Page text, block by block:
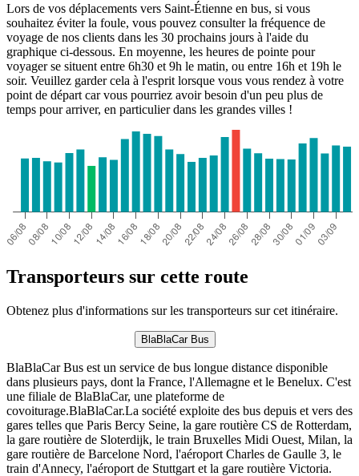
Lors de vos déplacements vers Saint-Étienne en bus, si vous
souhaitez éviter la foule, vous pouvez consulter la fréquence de
voyage de nos clients dans les 30 prochains jours à l'aide du
graphique ci-dessous. En moyenne, les heures de pointe pour
voyager se situent entre 6h30 et 9h le matin, ou entre 16h et 19h le
soir. Veuillez garder cela à l'esprit lorsque vous vous rendez à votre
point de départ car vous pourriez avoir besoin d'un peu plus de
temps pour arriver, en particulier dans les grandes villes !
Transporteurs sur cette route
Obtenez plus d'informations sur les transporteurs sur cet itinéraire.
BlaBlaCar Bus
BlaBlaCar Bus est un service de bus longue distance disponible
dans plusieurs pays, dont la France, l'Allemagne et le Benelux. C'est
une filiale de BlaBlaCar, une plateforme de
covoiturage.BlaBlaCar.La société exploite des bus depuis et vers des
gares telles que Paris Bercy Seine, la gare routière CS de Rotterdam,
la gare routière de Sloterdijk, le train Bruxelles Midi Ouest, Milan, la
gare routière de Barcelone Nord, l'aéroport Charles de Gaulle 3, le
train d'Annecy, l'aéroport de Stuttgart et la gare routière Victoria.